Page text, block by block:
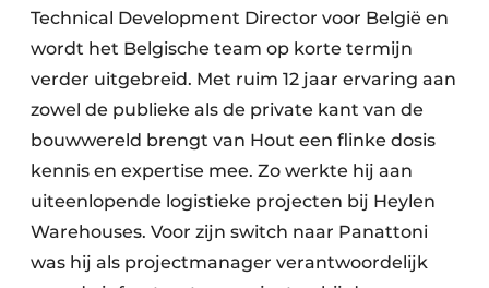
Technical Development Director voor België en
wordt het Belgische team op korte termijn
verder uitgebreid. Met ruim 12 jaar ervaring aan
zowel de publieke als de private kant van de
bouwwereld brengt van Hout een flinke dosis
kennis en expertise mee. Zo werkte hij aan
uiteenlopende logistieke projecten bij Heylen
Warehouses. Voor zijn switch naar Panattoni
was hij als projectmanager verantwoordelijk